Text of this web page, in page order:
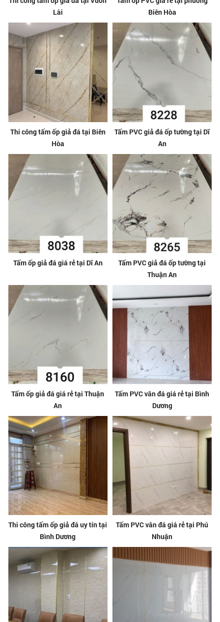
Lài
Biên Hòa
Thi công tấm ốp giả đá tại Biên
Hòa
Tấm PVC giả đá ốp tường tại Dĩ
An
Tấm ốp giả đá giá rẻ tại Dĩ An
Tấm PVC giả đá ốp tường tại
Thuận An
Tấm ốp giả đá giá rẻ tại Thuận
An
Tấm PVC vân đá giá rẻ tại Bình
Dương
Thi công tấm ốp giả đá uy tín tại
Bình Dương
Tấm PVC vân đá giá rẻ tại Phú
Nhuận